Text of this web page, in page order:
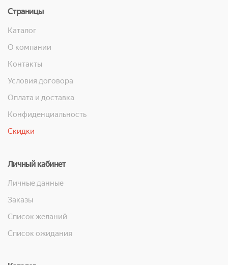
Страницы
Каталог
О компании
Контакты
Условия договора
Оплата и доставка
Конфиденциальность
Скидки
Личный кабинет
Личные данные
Заказы
Список желаний
Список ожидания